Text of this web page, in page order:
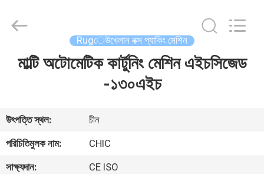
বাড়ি
আমাদের
সম্পর্কে
Machinery
Reserved.
Rugেউখেলান বক্স প্যাকিং মেশিন
মাল্টি অটোমেটিক কার্টুনিং মেশিন এইচসিজেড
-১৩০এইচ
উৎপত্তি স্থল:
চীন
পরিচিতিমুলক নাম:
CHIC
সাক্ষ্যদান:
CE ISO